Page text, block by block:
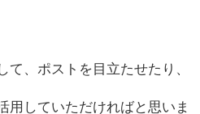
て、ポストを目立たせたり、
用していただければと思いま